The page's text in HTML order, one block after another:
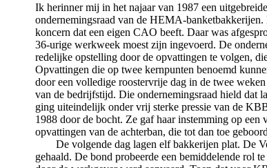
Ik herinner mij in het najaar van 1987 een
ondernemingsraad van de HEMA-
koncern dat een eigen CAO beeft. Daar was
36-urige werkweek moest zijn ingevoerd. De
redelijke opstelling door de opvattingen te volgen,
Opvattingen die op twee kernpunten benoemd
door een volledige roostervrije dag in de twee
van de bedrijfstijd. Die ondernemingsraad hield dat
ging uiteindelijk onder vrij sterke pressie van de
1988 door de bocht. Ze gaf haar instemming op een
opvattingen van de achterban, die tot dan toe
De volgende dag lagen elf bakkerijen plat. De
gehaald. De bond probeerde een bemiddelende rol